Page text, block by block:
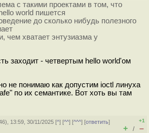
с такими проектами в том, что
world пишется
до сколько нибудь полезного
чем хватает энтузиазма у
заходит - четвертым hello world'ом
не понимаю как допустим ioctl линуха
по их семантике. Вот хоть вы там
), 13:59, 30/11/2025 [^] [^^] [^^^] [ответить]
+1
+ / –